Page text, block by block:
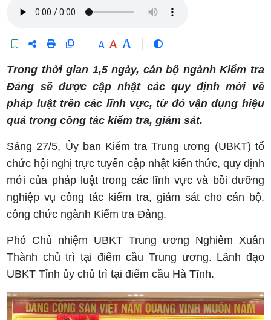
A A A
Trong thời gian 1,5 ngày, cán bộ ngành Kiểm tra
Đảng sẽ được cập nhật các quy định mới về
pháp luật trên các lĩnh vực, từ đó vận dụng hiệu
quả trong công tác kiểm tra, giám sát.
Sáng 27/5, Ủy ban Kiểm tra Trung ương (UBKT) tổ
chức hội nghị trực tuyến cập nhật kiến thức, quy định
mới của pháp luật trong các lĩnh vực và bồi dưỡng
nghiệp vụ công tác kiểm tra, giám sát cho cán bộ,
công chức ngành Kiểm tra Đảng.
Phó Chủ nhiệm UBKT Trung ương Nghiêm Xuân
Thành chủ trì tại điểm cầu Trung ương. Lãnh đạo
UBKT Tỉnh ủy chủ trì tại điểm cầu Hà Tĩnh.